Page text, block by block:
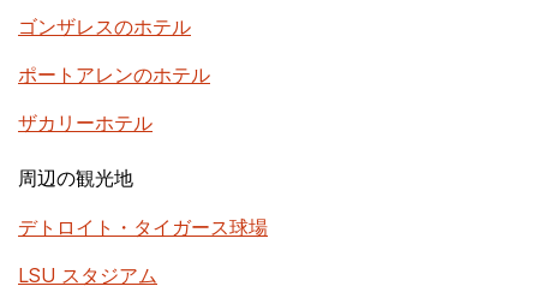
ゴンザレスのホテル
ポートアレンのホテル
ザカリーホテル
周辺の観光地
デトロイト・タイガース球場
LSU スタジアム